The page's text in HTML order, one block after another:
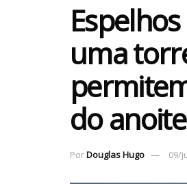
uma
do
PorDouglas Hugo 09/